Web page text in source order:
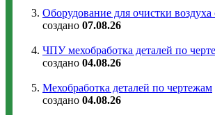
Оборудование для очистки воздуха
создано 07.08.26
ЧПУ мехобработка деталей по
создано 04.08.26
Мехобработка деталей по чертежам
создано 04.08.26